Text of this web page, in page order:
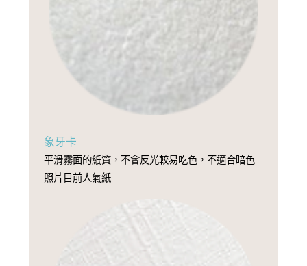
象牙卡
平滑霧面的紙質，不會反光較易吃色，不適合暗色
照片目前人氣紙